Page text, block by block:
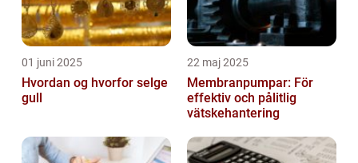
01 juni 2025
Hvordan og hvorfor selge
gull
22 maj 2025
Membranpumpar: För
effektiv och pålitlig
vätskehantering